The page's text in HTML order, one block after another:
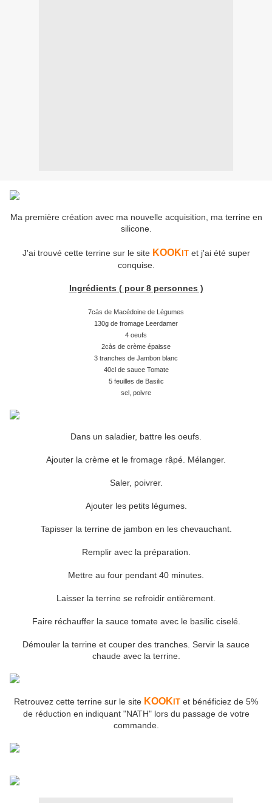
Ma première création avec ma nouvelle acquisition, ma terrine en
silicone.
J'ai trouvé cette terrine sur le site KOOKITet j'ai été super
conquise.
Ingrédients ( pour 8 personnes )
7càs de Macédoine de Légumes
130g de fromage Leerdamer
4 oeufs
2càs de crème épaisse
3 tranches de Jambon blanc
40cl de sauce Tomate
5 feuilles de Basilic
sel, poivre
Dans un saladier, battre les oeufs.
Ajouter la crème et le fromage râpé. Mélanger.
Saler, poivrer.
Ajouter les petits légumes.
Tapisser la terrine de jambon en les chevauchant.
Remplir avec la préparation.
Mettre au four pendant 40 minutes.
Laisser la terrine se refroidir entièrement.
Faire réchauffer la sauce tomate avec le basilic ciselé.
Démouler la terrine et couper des tranches. Servir la sauce
chaude avec la terrine.
Retrouvez cette terrine sur le site KOOK IT et bénéficiez de 5%
de réduction en indiquant "NATH" lors du passage de votre
commande.